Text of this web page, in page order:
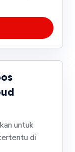
untuk
di